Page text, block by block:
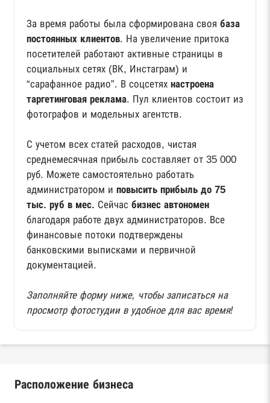
За время работы была сформирована своя база
постоянных клиентов. На увеличение притока
посетителей работают активные страницы в
социальных сетях (ВК, Инстаграм) и
“сарафанное радио”. В соцсетях настроена
таргетинговая реклама. Пул клиентов состоит из
фотографов и модельных агентств.
С учетом всех статей расходов, чистая
среднемесячная прибыль составляет от 35 000
руб. Можете самостоятельно работать
администратором и повысить прибыль до 75
тыс. руб в мес. Сейчас бизнес автономен
благодаря работе двух администраторов. Все
финансовые потоки подтверждены
банковскими выписками и первичной
документацией.
Заполняйте форму ниже, чтобы записаться на
просмотр фотостудии в удобное для вас время!
Расположение бизнеса